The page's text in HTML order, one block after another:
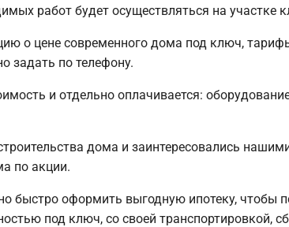
работ будет осуществляться на
о цене современного дома под ключ,
задать по телефону.
и отдельно оплачивается:
дома и заинтересовались
по акции.
быстро оформить выгодную ипотеку, чтобы
под ключ, со своей транспортировкой,